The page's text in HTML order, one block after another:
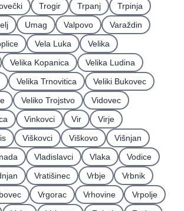
Trogir Trpanj
Trpinja
Umag Valpovo
Varaždin
Vela Luka
Velika
Velika Kopanica
Velika Ludina
Velika Trnovitica
Veliki Bukovec
Veliko Trojstvo
Vidovec
Vinkovci Vir
Virje
Viškovci Viškovo
Višnjan
Vladislavci Vlaka
Vodice
Vratišinec Vrbje
Vrbnik
Vrgorac Vrhovine
Vrpolje